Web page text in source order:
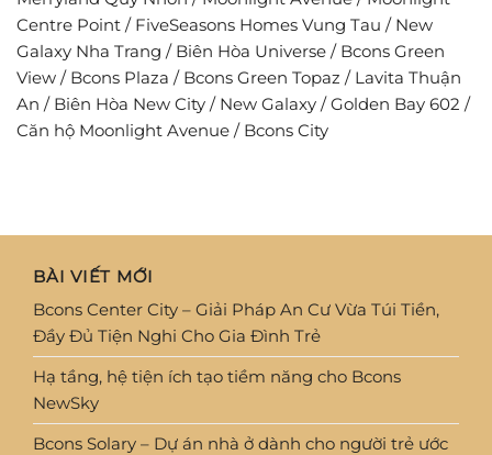
dự
án
tỷ
USD
tại
khu
căn
Centre Point / FiveSeasons Homes Vung Tau / New
Galaxy Nha Trang / Biên Hòa Universe / Bcons Green
View / Bcons Plaza / Bcons Green Topaz / Lavita Thuận
An / Biên Hòa New City / New Galaxy /Golden Bay 602 /
Căn hộ Moonlight Avenue / Bcons City
BÀI VIẾT MỚI
Bcons Center City – Giải Pháp An Cư Vừa Túi Tiền,
Đầy Đủ Tiện Nghi Cho Gia Đình Trẻ
Hạ tầng, hệ tiện ích tạo tiềm năng cho Bcons
NewSky
Bcons Solary – Dự án nhà ở dành cho người trẻ ước